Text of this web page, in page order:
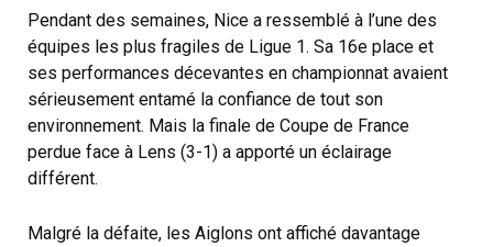
Pendant des semaines, Nice a ressemblé à l’une des
équipes les plus fragiles de Ligue 1. Sa 16e place et
ses performances décevantes en championnat avaient
sérieusement entamé la confiance de tout son
environnement. Mais la finale de Coupe de France
perdue face à Lens (3-1) a apporté un éclairage
différent.
Malgré la défaite, les Aiglons ont affiché davantage